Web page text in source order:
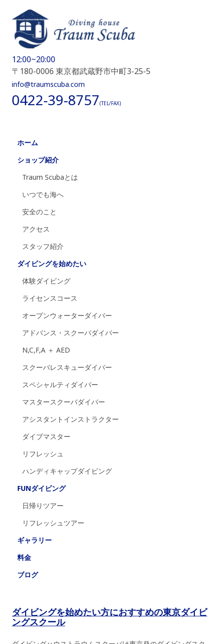
12:00~20:00
〒180-0006 東京都武蔵野市中町3-25-5
info@traumscuba.com
0422-39-8757(TEL/FAX)
ホーム
ショップ紹介
Traum Scubaとは
いつでも海へ
安全のこと
アクセス
スタッフ紹介
ダイビングを始めたい
体験ダイビング
ライセンスコース
オープンウォーターダイバー
アドバンス・スクーバダイバー
N,C,F,A ＋ AED
スクーバレスキューダイバー
スペシャルティダイバー
マスタースクーバダイバー
アシスタントインストラクター
ダイブマスター
リフレッシュ
ハンディキャップダイビング
FUNダイビング
日帰りツアー
リフレッシュツアー
ギャラリー
料金
ブログ
ダイビングを始めたい方におすすめの東京ダイビ
ングスクール